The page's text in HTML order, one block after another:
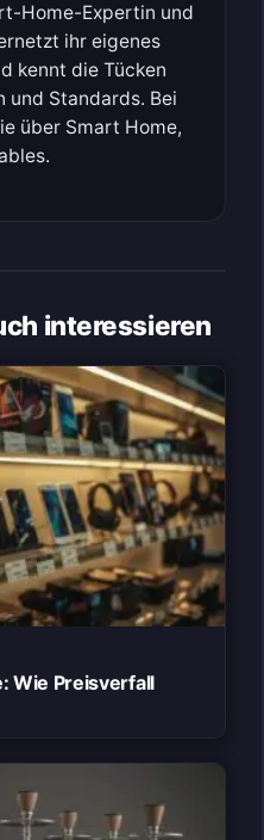
Home-Expertin und
ihr eigenes
kennt die Tücken
und Standards. Bei
über Smart Home,
interessieren
Wie Preisverfall